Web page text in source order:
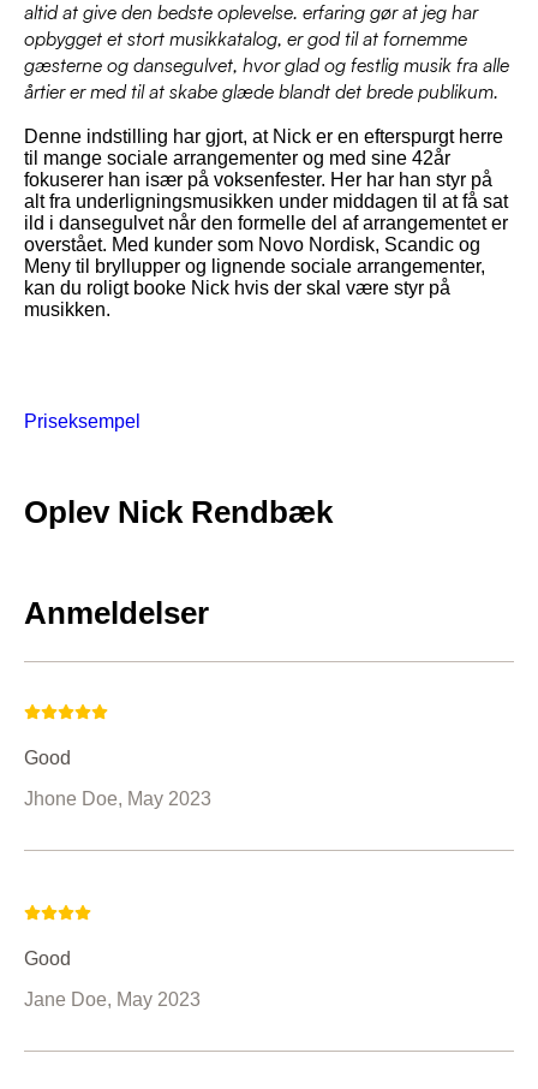
altid at give den bedste oplevelse. erfaring gør at jeg har
opbygget et stort musikkatalog, er god til at fornemme
gæsterne og dansegulvet, hvor glad og festlig musik fra alle
årtier er med til at skabe glæde blandt det brede publikum.
​Denne indstilling har gjort, at Nick er en efterspurgt herre
til mange sociale arrangementer og med sine 42år
fokuserer han især på voksenfester. Her har han styr på
alt fra underligningsmusikken under middagen til at få sat
ild i dansegulvet når den formelle del af arrangementet er
overstået. Med kunder som Novo Nordisk, Scandic og
Meny til bryllupper og lignende sociale arrangementer,
kan du roligt booke Nick hvis der skal være styr på
musikken.
Priseksempel
Oplev Nick Rendbæk
Anmeldelser
Good
Jhone Doe, May 2023
Good
Jane Doe, May 2023